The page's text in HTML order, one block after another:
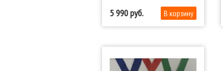
5 990